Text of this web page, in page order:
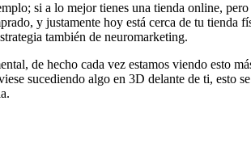
si a lo mejor tienes una tienda online,
y justamente hoy está cerca de tu
también de neuromarketing.
de hecho cada vez estamos viendo esto
sucediendo algo en 3D delante de ti, esto